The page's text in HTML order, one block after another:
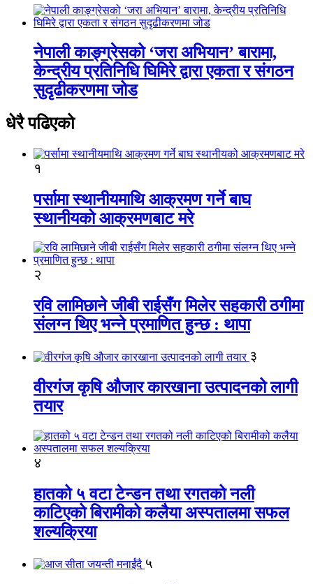
नेपाली काङ्ग्रेसको ‘जरा अभियान’ बारामा,
केन्द्रीय प्रतिनिधि घिमिरे द्वारा एकता र संगठन
सुदृढीकरणमा जोड
धेरै पढिएको
१
पर्सामा स्थानीयमाथि आक्रमण गर्ने बाघ
स्थानीयको आक्रमणबाट मरे
२
रवि लामिछाने जीबी राईसँग मिलेर सहकारी ठगीमा
संलग्न थिए भन्ने प्रमाणित हुन्छ : थापा
३
वीरगंज कृषि औजार कारखाना उत्पादनको लागी
तयार
४
हातको ५ वटा टेन्डन तथा रगतको नली
काटिएको बिरामीको कलैया अस्पतालमा सफल
शल्यक्रिया
५